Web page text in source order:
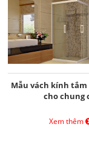
Mẫu vách kính
cho chung
Xem thêm